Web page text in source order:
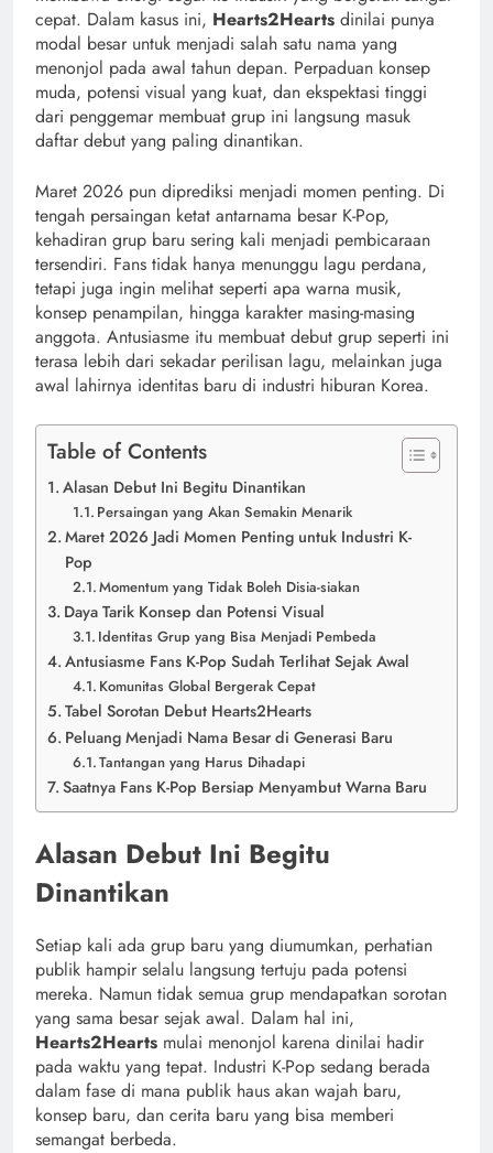
cepat. Dalam kasus ini, Hearts2Hearts dinilai punya
modal besar untuk menjadi salah satu nama yang
menonjol pada awal tahun depan. Perpaduan konsep
muda, potensi visual yang kuat, dan ekspektasi tinggi
dari penggemar membuat grup ini langsung masuk
daftar debut yang paling dinantikan.
Maret 2026 pun diprediksi menjadi momen penting. Di
tengah persaingan ketat antarnama besar K-Pop,
kehadiran grup baru sering kali menjadi pembicaraan
tersendiri. Fans tidak hanya menunggu lagu perdana,
tetapi juga ingin melihat seperti apa warna musik,
konsep penampilan, hingga karakter masing-masing
anggota. Antusiasme itu membuat debut grup seperti ini
terasa lebih dari sekadar perilisan lagu, melainkan juga
awal lahirnya identitas baru di industri hiburan Korea.
Table of Contents
Alasan Debut Ini Begitu Dinantikan
Persaingan yang Akan Semakin Menarik
Maret 2026 Jadi Momen Penting untuk Industri K-
Pop
Momentum yang Tidak Boleh Disia-siakan
Daya Tarik Konsep dan Potensi Visual
Identitas Grup yang Bisa Menjadi Pembeda
Antusiasme Fans K-Pop Sudah Terlihat Sejak Awal
Komunitas Global Bergerak Cepat
Tabel Sorotan Debut Hearts2Hearts
Peluang Menjadi Nama Besar di Generasi Baru
Tantangan yang Harus Dihadapi
Saatnya Fans K-Pop Bersiap Menyambut Warna Baru
Alasan Debut Ini Begitu
Dinantikan
Setiap kali ada grup baru yang diumumkan, perhatian
publik hampir selalu langsung tertuju pada potensi
mereka. Namun tidak semua grup mendapatkan sorotan
yang sama besar sejak awal. Dalam hal ini,
Hearts2Hearts mulai menonjol karena dinilai hadir
pada waktu yang tepat. Industri K-Pop sedang berada
dalam fase di mana publik haus akan wajah baru,
konsep baru, dan cerita baru yang bisa memberi
semangat berbeda.